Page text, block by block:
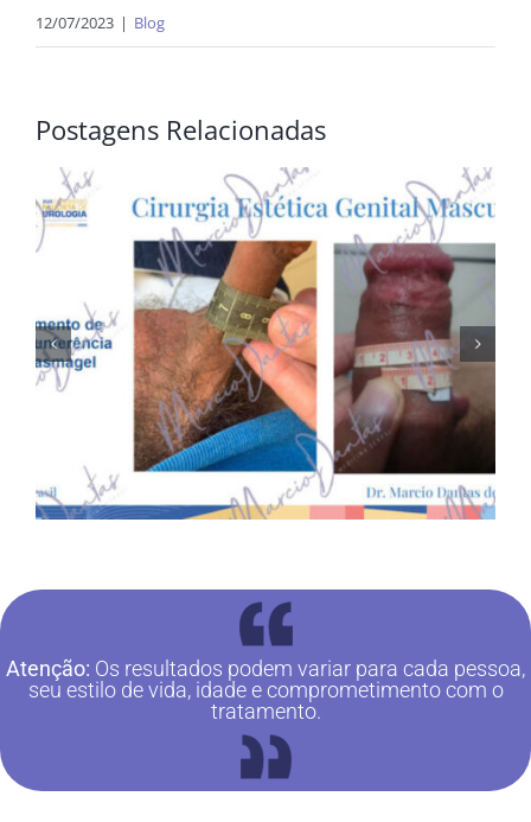
12/07/2023 | Blog
Postagens Relacionadas
Atenção: Os resultados podem variar para cada pessoa,
seu estilo de vida, idade e comprometimento com o
tratamento.